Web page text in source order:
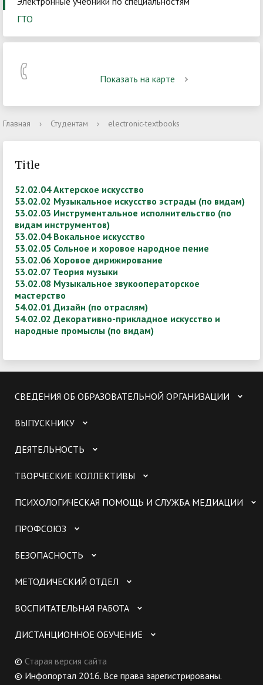
ГТО
Показать на карте
Главная › Студентам › electronic-textbooks
Title
52.02.04 Актерское искусство
53.02.02 Музыкальное искусство эстрады (по видам)
53.02.03 Инструментальное исполнительство (по
видам инструментов)
53.02.04 Вокальное искусство
53.02.05 Сольное и хоровое народное пение
53.02.06 Хоровое дирижирование
53.02.07 Теория музыки
53.02.08 Музыкальное звукооператорское
мастерство
54.02.01 Дизайн (по отраслям)
54.02.02 Декоративно-прикладное искусство и
народные промыслы (по видам)
СВЕДЕНИЯ ОБ ОБРАЗОВАТЕЛЬНОЙ ОРГАНИЗАЦИИ
ВЫПУСКНИКУ
ДЕЯТЕЛЬНОСТЬ
ТВОРЧЕСКИЕ КОЛЛЕКТИВЫ
ПСИХОЛОГИЧЕСКАЯ ПОМОЩЬ И СЛУЖБА МЕДИАЦИИ
ПРОФСОЮЗ
БЕЗОПАСНОСТЬ
МЕТОДИЧЕСКИЙ ОТДЕЛ
ВОСПИТАТЕЛЬНАЯ РАБОТА
ДИСТАНЦИОННОЕ ОБУЧЕНИЕ
© Старая версия сайта
© Инфопортал 2016. Все права зарегистрированы.